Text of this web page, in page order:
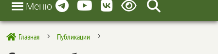
Меню
 Главная 5 Публикации 5